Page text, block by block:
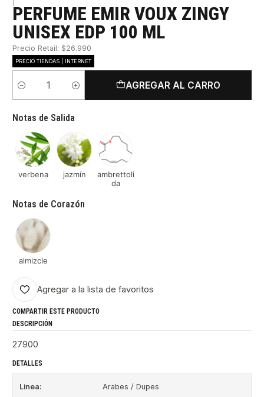
PERFUME EMIR VOUX ZINGY
UNISEX EDP 100 ML
Precio Retail: $26.990
PRECIO TIENDAS | INTERNET
Cantidad
AGREGAR AL CARRO
Notas de Salida
verbena jazmín
ambrettoli
da
Notas de Corazón
almizcle
Agregar a la lista de favoritos
COMPARTIR ESTE PRODUCTO
DESCRIPCIÓN
27900
DETALLES
Linea: Arabes / Dupes